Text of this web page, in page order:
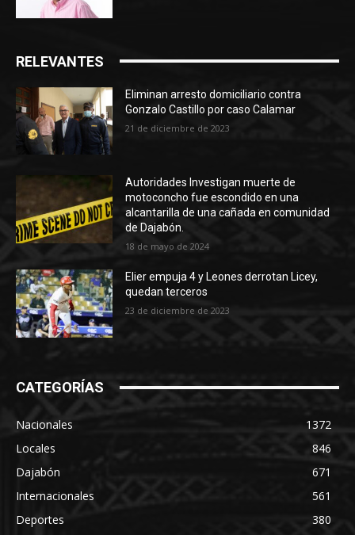
RELEVANTES
Eliminan arresto domiciliario contra
Gonzalo Castillo por caso Calamar
21 de diciembre de 2023
Autoridades Investigan muerte de
motoconcho fue escondido en una
alcantarilla de una cañada en comunidad
de Dajabón.
18 de mayo de 2024
Elier empuja 4 y Leones derrotan Licey,
quedan terceros
23 de diciembre de 2023
CATEGORÍAS
Nacionales
1372
Locales
846
Dajabón
671
Internacionales
561
Deportes
380